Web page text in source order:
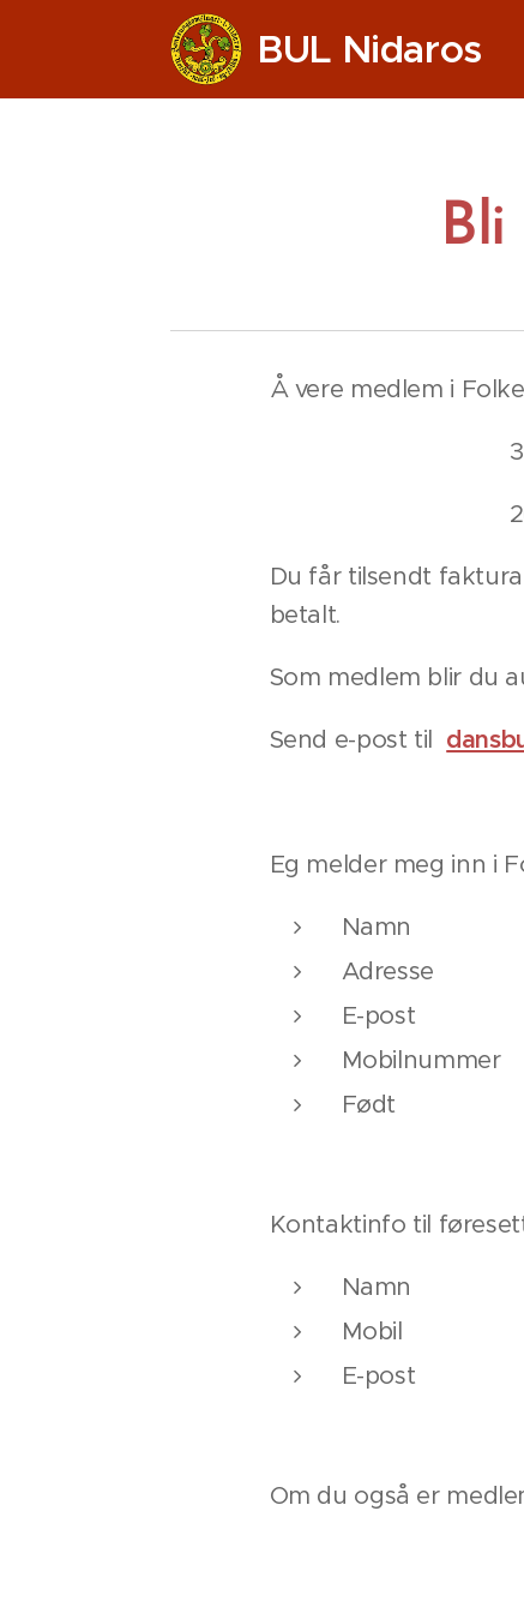
BUL Nidaros
Bli
Å vere medlem i
Du får tilsendt
betalt.
Som medlem blir du
Send e-post til
Eg melder meg inn i
Namn
Adresse
E-post
Mobilnummer
Født
Kontaktinfo til
Namn
Mobil
E-post
Om du også er